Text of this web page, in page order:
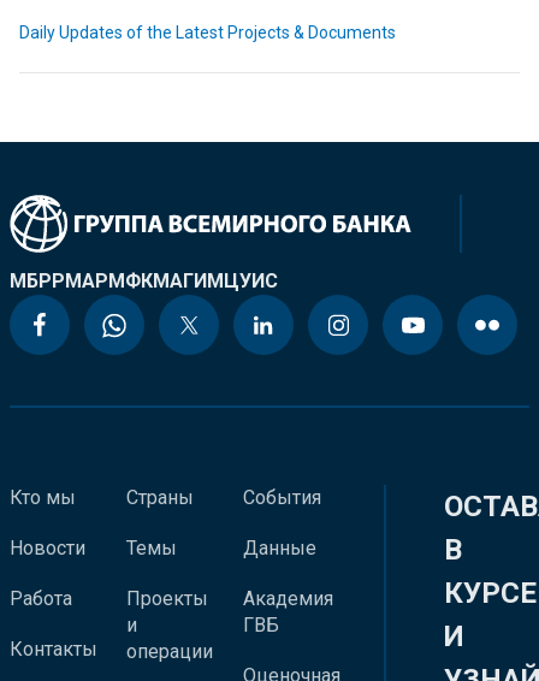
Daily Updates of the Latest Projects & Documents
МБРРМАРМФКМАГИМЦУИС
Кто мы
Новости
Работа
Контакты
Страны
Темы
Проекты
и
операции
События
Данные
Академия
ГВБ
Оценочная
В
КУРСЕ
И